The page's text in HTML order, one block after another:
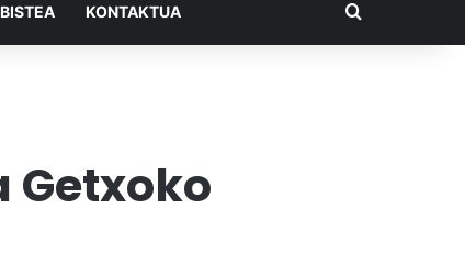
KONTAKTUA
Getxoko